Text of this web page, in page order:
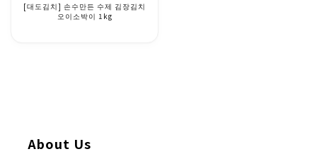
[대도김치] 손수만든 수제 김장김치
오이소박이 1kg
About Us